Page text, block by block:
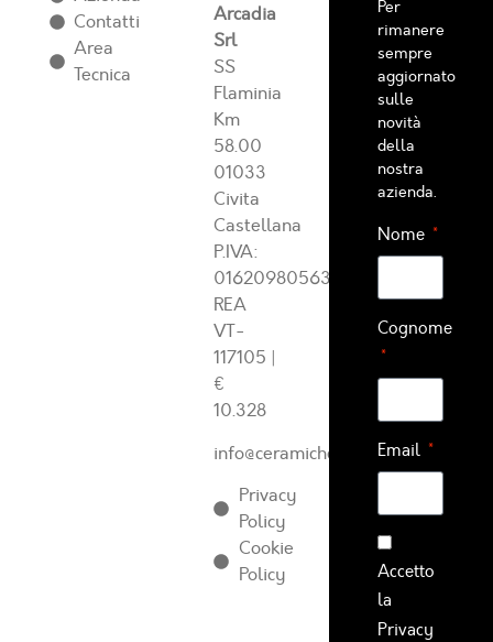
Contatti
Area
Tecnica
Arcadia
Srl
SS
Flaminia
Km
58.00
01033
Civita
Castellana
P.IVA:
01620980563
REA
VT-
117105 |
€
10.328
info@ceramichearcadia.com
Privacy
Policy
Cookie
Policy
Per
rimanere
sempre
aggiornato
sulle
novità
della
nostra
azienda.
Nome
Cognome
Email
Accetto
la
Privacy